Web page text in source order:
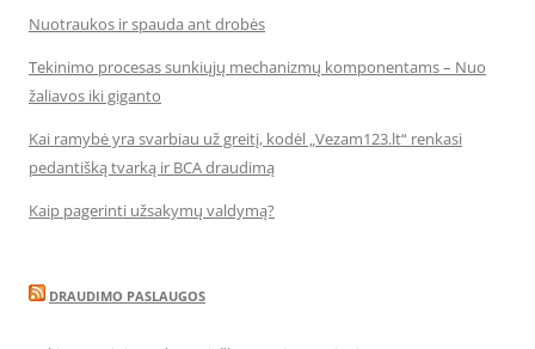
Nuotraukos ir spauda ant drobės
Tekinimo procesas sunkiųjų mechanizmų komponentams – Nuo
žaliavos iki giganto
Kai ramybė yra svarbiau už greitį, kodėl „Vezam123.lt“ renkasi
pedantišką tvarką ir BCA draudimą
Kaip pagerinti užsakymų valdymą?
DRAUDIMO PASLAUGOS